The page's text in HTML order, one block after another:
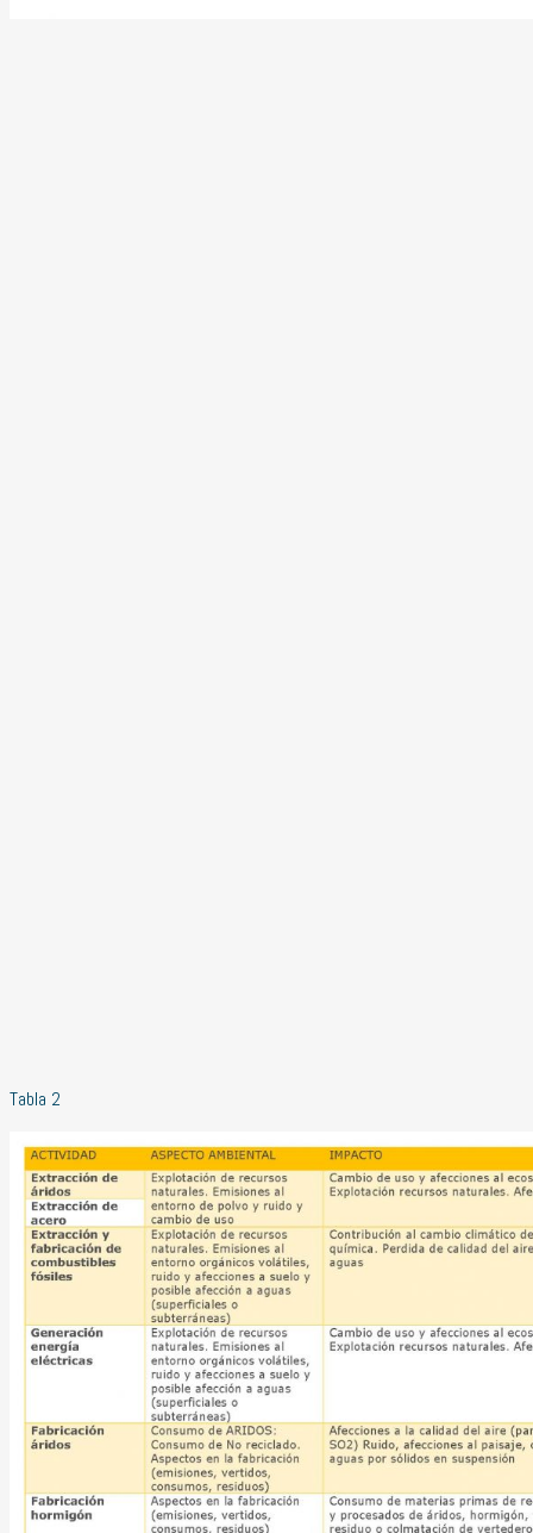
Tabla 2